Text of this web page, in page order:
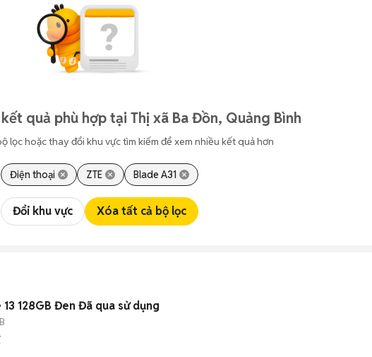
quả phù hợp tại Thị xã Ba Đồn, Quảng Bình
lọc hoặc thay đổi khu vực tìm kiếm để xem nhiều kết quả hơn
Điện thoại ZTE Blade A31
Đổi khu vực Xóa tất cả bộ lọc
128GB Đen Đã qua sử dụng